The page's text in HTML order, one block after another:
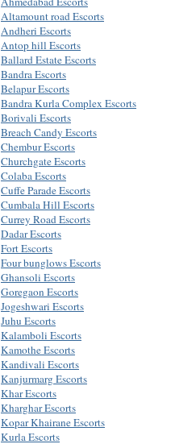
Altamount road Escorts
Andheri Escorts
Antop hill Escorts
Ballard Estate Escorts
Bandra Escorts
Belapur Escorts
Bandra Kurla Complex Escorts
Borivali Escorts
Breach Candy Escorts
Chembur Escorts
Churchgate Escorts
Colaba Escorts
Cuffe Parade Escorts
Cumbala Hill Escorts
Currey Road Escorts
Dadar Escorts
Fort Escorts
Four bunglows Escorts
Ghansoli Escorts
Goregaon Escorts
Jogeshwari Escorts
Juhu Escorts
Kalamboli Escorts
Kamothe Escorts
Kandivali Escorts
Kanjurmarg Escorts
Khar Escorts
Kharghar Escorts
Kopar Khairane Escorts
Kurla Escorts